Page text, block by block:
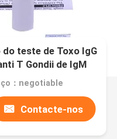
teste de Toxo IgG
T Gondii de IgM
：negotiable
Contacte-nos